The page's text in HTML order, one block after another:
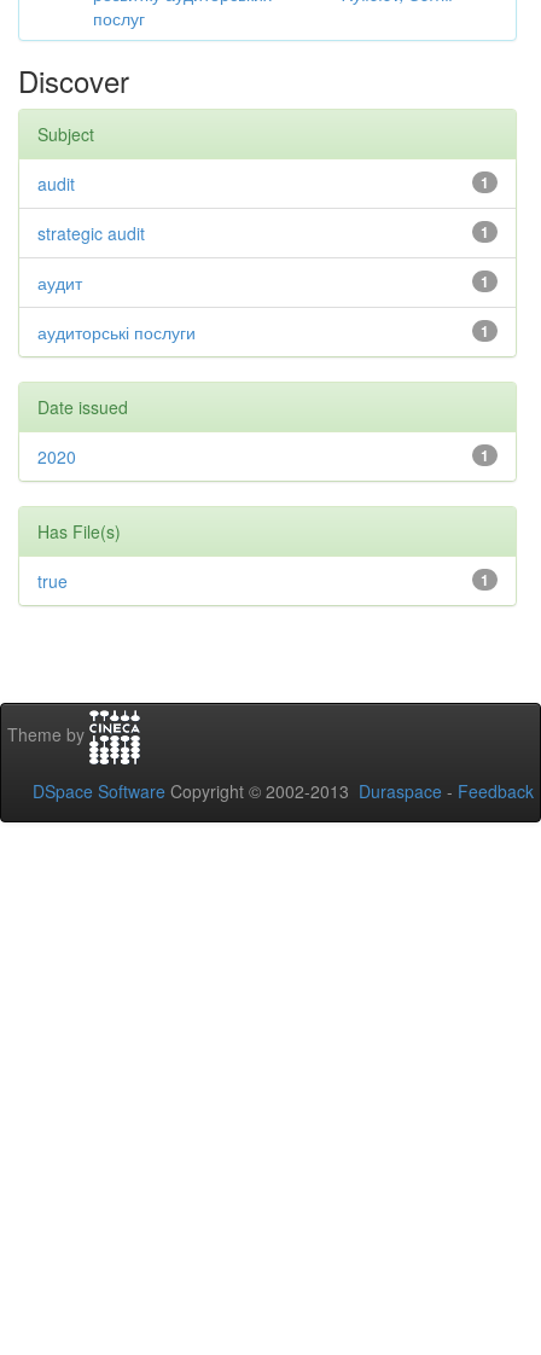
послуг
Discover
Subject
1
audit
1
strategic audit
1
аудит
1
аудиторські послуги
Date issued
1
2020
Has File(s)
1
true
Theme by
DSpace Software Copyright © 2002-2013 Duraspace - Feedback